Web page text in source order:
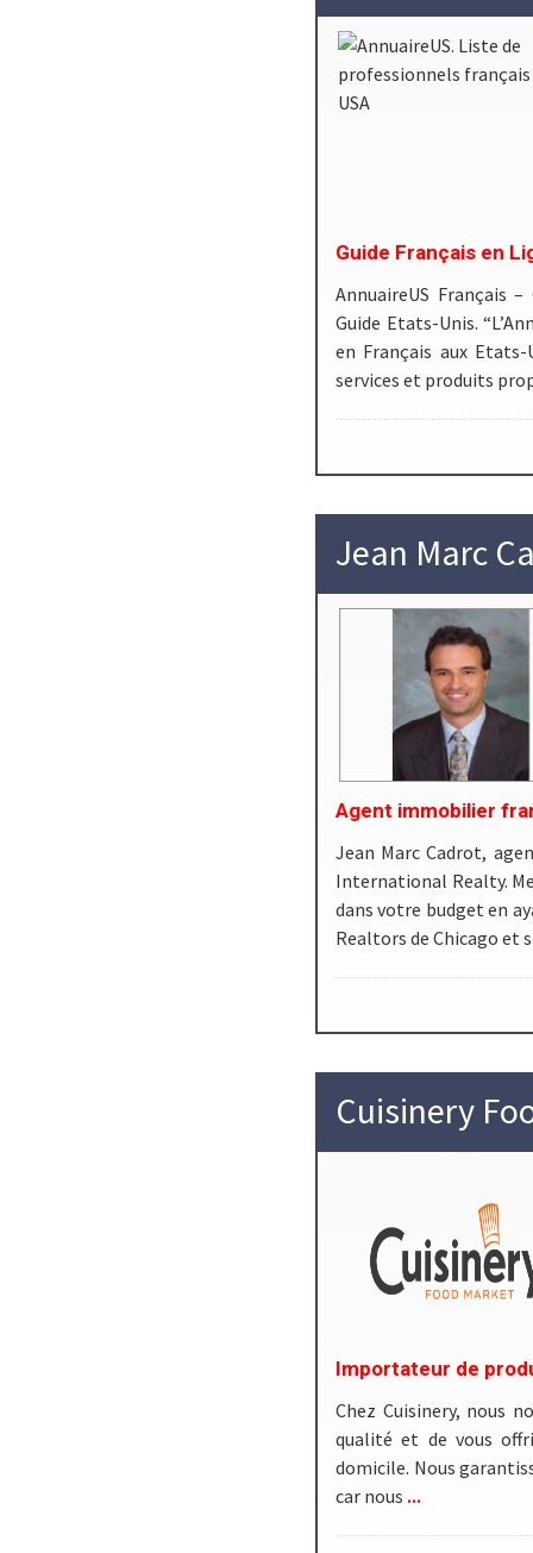
Guide Français en
AnnuaireUS Français
Guide Etats-Unis.
en Français aux
services et produits
Jean Marc
Agent immobilier
Jean Marc Cadrot,
International Realty.
dans votre budget en
Realtors de Chicago et
Cuisinery
Importateur de
Chez Cuisinery, nous
qualité et de vous
domicile. Nous
car nous ...